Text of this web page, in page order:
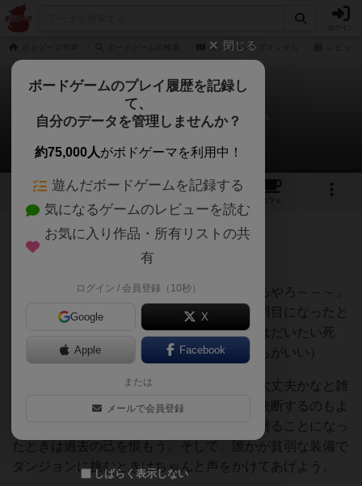
ダンジョンオブマンダム
ダンジョンオブマンダム
深水あどらさんのレビュー
3 17
カフェ
132名 1名 0 2ヶ月前
楽しいチキンレース。「もうちょっと行けるやろ～～～」
と思ったらみんな一斉に降りて潜らされる羽目になったと
きは冷や汗もの。そしてそんなタイミングはだいたい死
ぬ。（でも運よく生き残れるととても気持ちがいい）
特攻武器あるしこのモンスター仕込んでも大丈夫かなと雑
に仕込んだら早々に剥がされて内心撤退を決断するのもよ
くある話。そういう状況で撤退しそびれて潜ることになっ
たときは過去の己を恨もう。そして、誰かが貧弱な装備で
ダンジョンに挑むときはちゃんと声をかけてあげよう。
閉じる
ボードゲームのプレイ履歴を記録し
て、
自分のデータを管理しませんか？
約75,000人がボドゲーマを利用中！
遊んだボードゲームを記録する
気になるゲームのレビューを読む
お気に入り作品・所有リストの共
有
ログイン / 会員登録（10秒）
Google X
Apple Facebook
または
メールで会員登録
しばらく表示しない